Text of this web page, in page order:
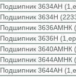
Подшипник 3634АН
Подшипник 3634Н
Подшипник 3636АМНК
Подшипник 3636Н
Подшипник 3640АМНК
Подшипник 3644АМНК
Подшипник 3644АН